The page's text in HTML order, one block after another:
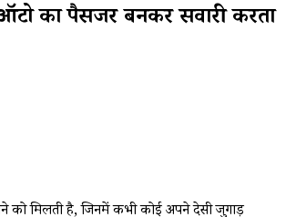
का पैसेंजर बनकर सवारी करता
को मिलती है, जिनमें कभी कोई अपने देसी जुगाड़